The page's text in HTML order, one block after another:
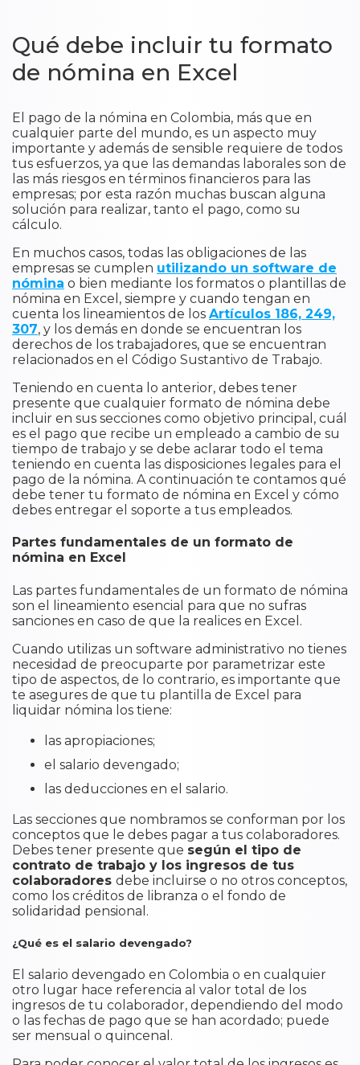
Qué debe incluir tu formato
de nómina en Excel
El pago de la nómina en Colombia, más que en
cualquier parte del mundo, es un aspecto muy
importante y además de sensible requiere de todos
tus esfuerzos, ya que las demandas laborales son de
las más riesgos en términos financieros para las
empresas; por esta razón muchas buscan alguna
solución para realizar, tanto el pago, como su
cálculo.
En muchos casos, todas las obligaciones de las
empresas se cumplen utilizando un software de
nómina o bien mediante los formatos o plantillas de
nómina en Excel, siempre y cuando tengan en
cuenta los lineamientos de los Artículos 186, 249,
307, y los demás en donde se encuentran los
derechos de los trabajadores, que se encuentran
relacionados en el Código Sustantivo de Trabajo.
Teniendo en cuenta lo anterior, debes tener
presente que cualquier formato de nómina debe
incluir en sus secciones como objetivo principal, cuál
es el pago que recibe un empleado a cambio de su
tiempo de trabajo y se debe aclarar todo el tema
teniendo en cuenta las disposiciones legales para el
pago de la nómina. A continuación te contamos qué
debe tener tu formato de nómina en Excel y cómo
debes entregar el soporte a tus empleados.
Partes fundamentales de un formato de
nómina en Excel
Las partes fundamentales de un formato de nómina
son el lineamiento esencial para que no sufras
sanciones en caso de que la realices en Excel.
Cuando utilizas un software administrativo no tienes
necesidad de preocuparte por parametrizar este
tipo de aspectos, de lo contrario, es importante que
te asegures de que tu plantilla de Excel para
liquidar nómina los tiene:
las apropiaciones;
el salario devengado;
las deducciones en el salario.
Las secciones que nombramos se conforman por los
conceptos que le debes pagar a tus colaboradores.
Debes tener presente que según el tipo de
contrato de trabajo y los ingresos de tus
colaboradores debe incluirse o no otros conceptos,
como los créditos de libranza o el fondo de
solidaridad pensional.
¿Qué es el salario devengado?
El salario devengado en Colombia o en cualquier
otro lugar hace referencia al valor total de los
ingresos de tu colaborador, dependiendo del modo
o las fechas de pago que se han acordado; puede
ser mensual o quincenal.